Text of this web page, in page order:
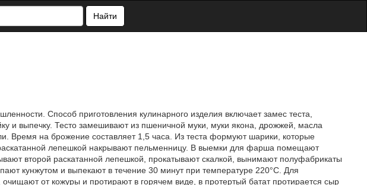
Найти
Способ приготовления кулинарного изделия включает замес теста,
и выпечку. Тесто замешивают из пшеничной муки, муки якона, дрожжей, масла
Время на брожение составляет 1,5 часа. Из теста формуют шарики, которые
лепешкой накрывают пельменницу. В выемки для фарша помещают
второй раскатанной лепешкой, прокатывают скалкой, вынимают полуфабрикаты
кунжутом и выпекают в течение 30 минут при температуре 220°С. Для
очищают от кожуры и протирают в горячем виде, в протертый батат протирается сыр